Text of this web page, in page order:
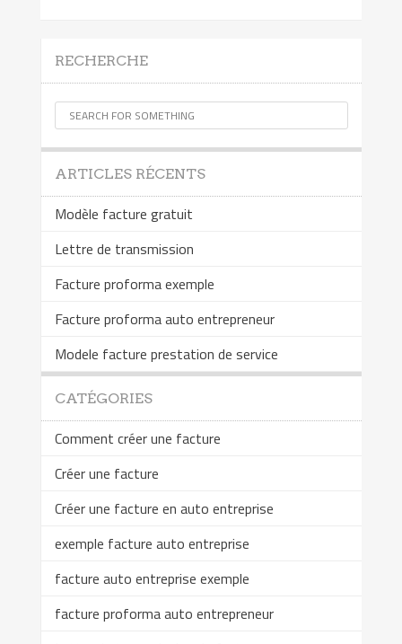
RECHERCHE
ARTICLES RÉCENTS
Modèle facture gratuit
Lettre de transmission
Facture proforma exemple
Facture proforma auto entrepreneur
Modele facture prestation de service
CATÉGORIES
Comment créer une facture
Créer une facture
Créer une facture en auto entreprise
exemple facture auto entreprise
facture auto entreprise exemple
facture proforma auto entrepreneur